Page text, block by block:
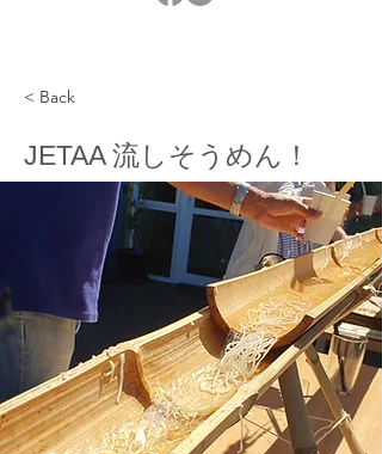
< Back
JETAA 流しそうめん！